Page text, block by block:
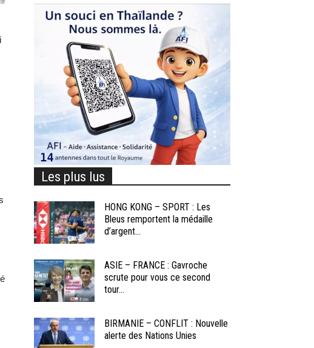
Les plus lus
HONG KONG – SPORT : Les
Bleus remportent la médaille
d’argent...
ASIE – FRANCE : Gavroche
scrute pour vous ce second
tour...
BIRMANIE – CONFLIT : Nouvelle
alerte des Nations Unies